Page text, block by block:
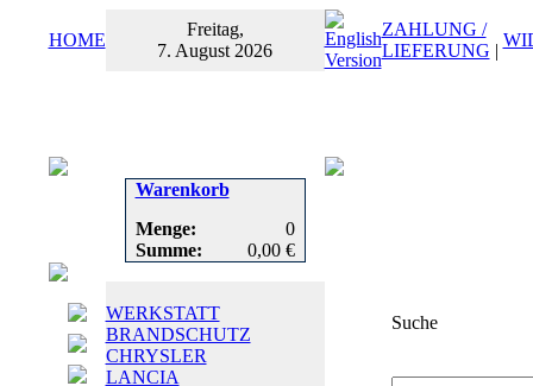
HOME
Freitag,
7. August 2026
ZAHLUNG /
LIEFERUNG |
Warenkorb
Menge:
0
Summe:
0,00 €
WERKSTATT
BRANDSCHUTZ
CHRYSLER
LANCIA
Suche